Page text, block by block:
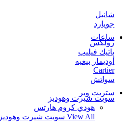
شانيل
جويارد
ساعات
رولكس
باتيك فيليب
أوديمار بيغيه
Cartier
سواتش
ستريت وير
سويت شيرت وهوديز
هودي كروم هارتس
View All سويت شيرت وهوديز